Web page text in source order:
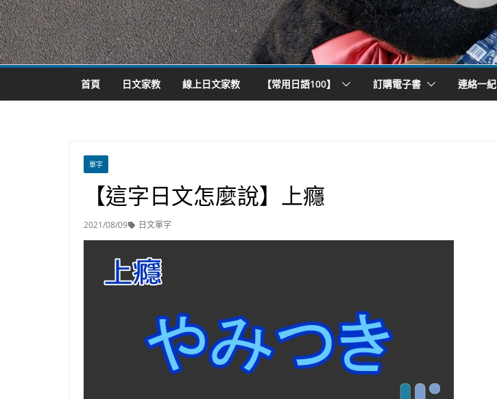
首頁 日文家教 線上日文家教 【常用日語100】 訂購電子書 連絡一紀
單字
【這字日文怎麼說】上癮
2021/08/09 日文單字